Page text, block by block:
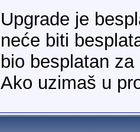
Upgrade je
neće biti
bio besplatan
Ako uzimaš u